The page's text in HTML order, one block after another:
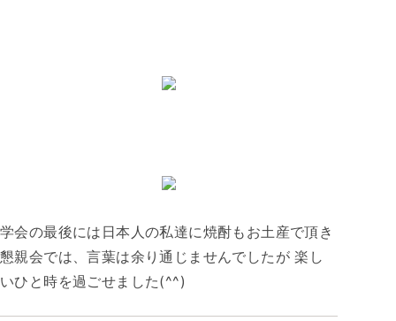
学会の最後には日本人の私達に焼酎もお土産で頂き
懇親会では、言葉は余り通じませんでしたが 楽し
いひと時を過ごせました(^^)